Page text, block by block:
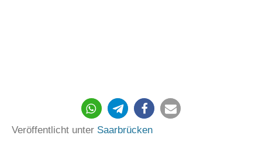
440
Veröffentlicht unter Saarbrücken